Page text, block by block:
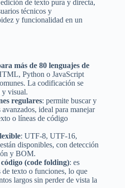
de texto pura y directa,
técnicos y
y funcionalidad en un
más de 80 lenguajes de
Python o JavaScript
La codificación se
y visual.
regulares: permite buscar y
ideal para manejar
o líneas de código
: UTF-8, UTF-16,
disponibles, con detección
y BOM.
(code folding): es
texto o funciones, lo que
largos sin perder de vista la